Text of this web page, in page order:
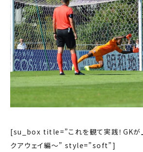
[su_box title=”これを観て実践！GKが
クアウェイ編～” style=”soft”]